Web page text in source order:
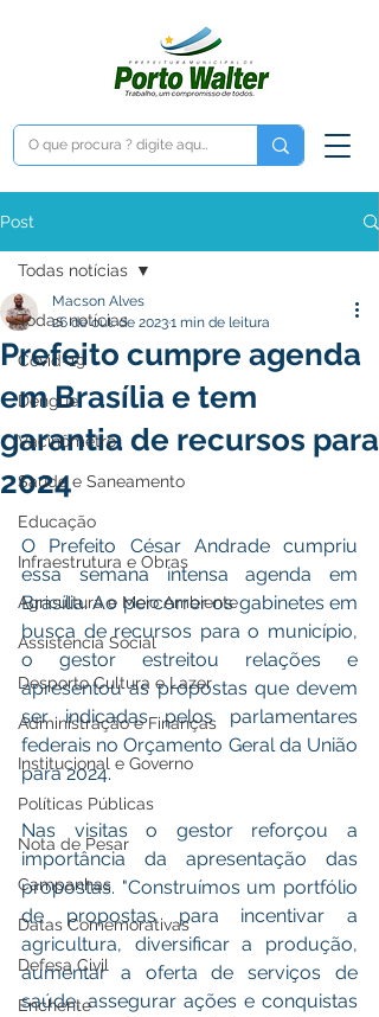
Post
Todas notícias
Covid-19
Dengue
Vacinômetro
Saúde e Saneamento
Educação
Infraestrutura e Obras
Agricultura e Meio Ambiente
Assistência Social
Desporto Cultura e Lazer
Administração e Finanças
Institucional e Governo
Políticas Públicas
Nota de Pesar
Campanhas
Datas Comemorativas
Defesa Civil
Enchente
Todas notícias
Prefeito cumpre agenda
em Brasília e tem
garantia de recursos para
2024
Macson Alves
26 de out. de 20231 min de leitura
O Prefeito César Andrade cumpriu
essa semana intensa agenda em
Brasília. Ao percorrer os gabinetes em
busca de recursos para o município,
o gestor estreitou relações e
apresentou as propostas que devem
ser indicadas pelos parlamentares
federais no Orçamento Geral da União
para 2024.
Nas visitas o gestor reforçou a
importância da apresentação das
propostas. "Construímos um portfólio
de propostas para incentivar a
agricultura, diversificar a produção,
aumentar a oferta de serviços de
saúde, assegurar ações e conquistas